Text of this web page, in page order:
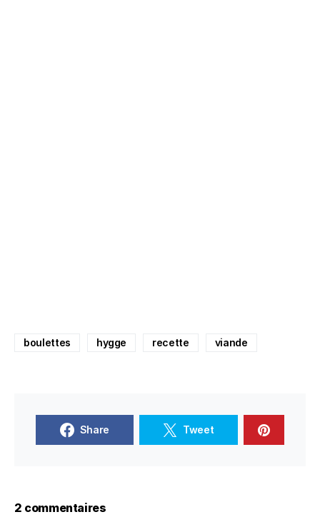
boulettes hygge recette viande
Share Tweet
2 commentaires